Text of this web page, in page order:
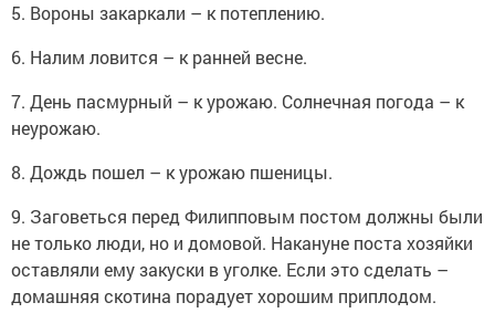
5. Вороны закаркали – к потеплению.
6. Налим ловится – к ранней весне.
7. День пасмурный – к урожаю. Солнечная погода – к
неурожаю.
8. Дождь пошел – к урожаю пшеницы.
9. Заговеться перед Филипповым постом должны были
не только люди, но и домовой. Накануне поста хозяйки
оставляли ему закуски в уголке. Если это сделать –
домашняя скотина порадует хорошим приплодом.